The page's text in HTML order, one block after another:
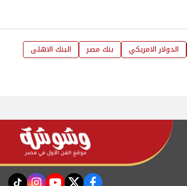
الدولار الامريكي بنك مصر البنك الاهلى